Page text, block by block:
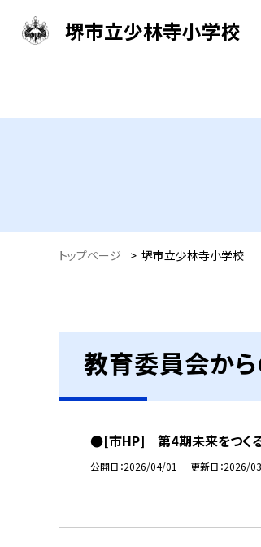
堺市立少林寺小学校
トップページ > 堺市立少林寺小学校
教育委員会か
●[市HP] 第4期未来をつくる
公開日 2026/04/01 更新日 2026/